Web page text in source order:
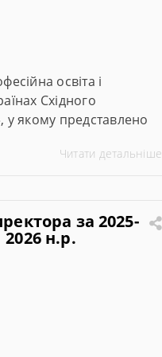
освіта і
Східного
у якому представлено
2026 року
Читати детальніше
за 2025-
2026 н.р.